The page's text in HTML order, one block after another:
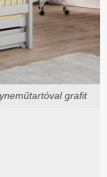
grafit